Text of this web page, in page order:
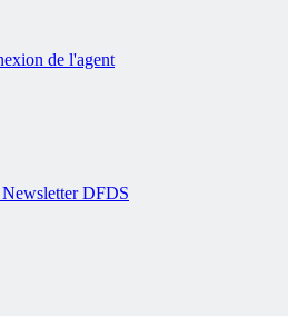
de l'agent
DFDS